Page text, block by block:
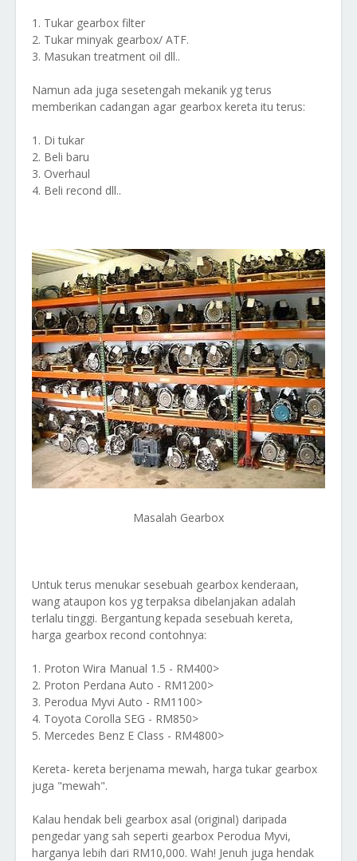
1. Tukar gearbox filter
2. Tukar minyak gearbox/ ATF.
3. Masukan treatment oil dll..
Namun ada juga sesetengah mekanik yg terus
memberikan cadangan agar gearbox kereta itu terus:
1. Di tukar
2. Beli baru
3. Overhaul
4. Beli recond dll..
Masalah Gearbox
Untuk terus menukar sesebuah gearbox kenderaan,
wang ataupon kos yg terpaksa dibelanjakan adalah
terlalu tinggi. Bergantung kepada sesebuah kereta,
harga gearbox recond contohnya:
1. Proton Wira Manual 1.5 - RM400>
2. Proton Perdana Auto - RM1200>
3. Perodua Myvi Auto - RM1100>
4. Toyota Corolla SEG - RM850>
5. Mercedes Benz E Class - RM4800>
Kereta- kereta berjenama mewah, harga tukar gearbox
juga "mewah".
Kalau hendak beli gearbox asal (original) daripada
pengedar yang sah seperti gearbox Perodua Myvi,
harganya lebih dari RM10,000. Wah! Jenuh juga hendak